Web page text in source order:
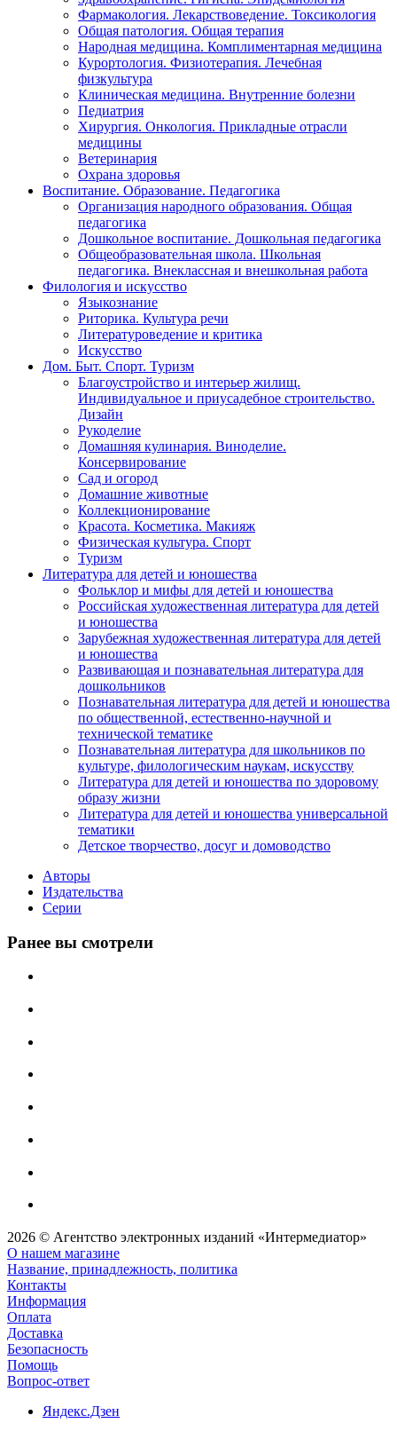
Фармакология. Лекарствоведение. Токсикология
Общая патология. Общая терапия
Народная медицина. Комплиментарная медицина
Курортология. Физиотерапия. Лечебная
физкультура
Клиническая медицина. Внутренние болезни
Педиатрия
Хирургия. Онкология. Прикладные отрасли
медицины
Ветеринария
Охрана здоровья
Воспитание. Образование. Педагогика
Организация народного образования. Общая
педагогика
Дошкольное воспитание. Дошкольная педагогика
Общеобразовательная школа. Школьная
педагогика. Внеклассная и внешкольная работа
Филология и искусство
Языкознание
Риторика. Культура речи
Литературоведение и критика
Искусство
Дом. Быт. Спорт. Туризм
Благоустройство и интерьер жилищ.
Индивидуальное и приусадебное строительство.
Дизайн
Рукоделие
Домашняя кулинария. Виноделие.
Консервирование
Сад и огород
Домашние животные
Коллекционирование
Красота. Косметика. Макияж
Физическая культура. Спорт
Туризм
Литература для детей и юношества
Фольклор и мифы для детей и юношества
Российская художественная литература для детей
и юношества
Зарубежная художественная литература для детей
и юношества
Развивающая и познавательная литература для
дошкольников
Познавательная литература для детей и юношества
по общественной, естественно-научной и
технической тематике
Познавательная литература для школьников по
культуре, филологическим наукам, искусству
Литература для детей и юношества по здоровому
образу жизни
Литература для детей и юношества универсальной
тематики
Детское творчество, досуг и домоводство
Авторы
Издательства
Серии
Ранее вы смотрели
2026 © Агентство электронных изданий «Интермедиатор»
О нашем магазине
Название, принадлежность, политика
Контакты
Информация
Оплата
Доставка
Безопасность
Помощь
Вопрос-ответ
Яндекс.Дзен